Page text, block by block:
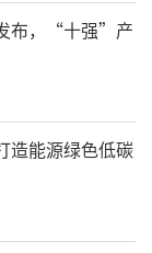
布，“十强”产
造能源绿色低碳